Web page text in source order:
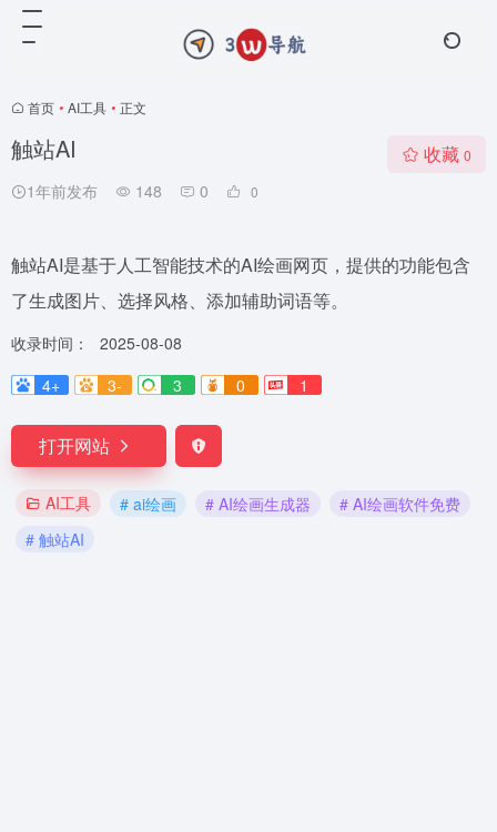
首页 • AI工具 • 正文
触站AI
1年前发布 148 0 0
收藏 0
触站AI是基于人工智能技术的AI绘画网页，提供的功能包含
了生成图片、选择风格、添加辅助词语等。
收录时间：
2025-08-08
4+
3- 3 0 1
打开网站
AI工具 # ai绘画 # AI绘画生成器
# AI绘画软件免费
# 触站AI